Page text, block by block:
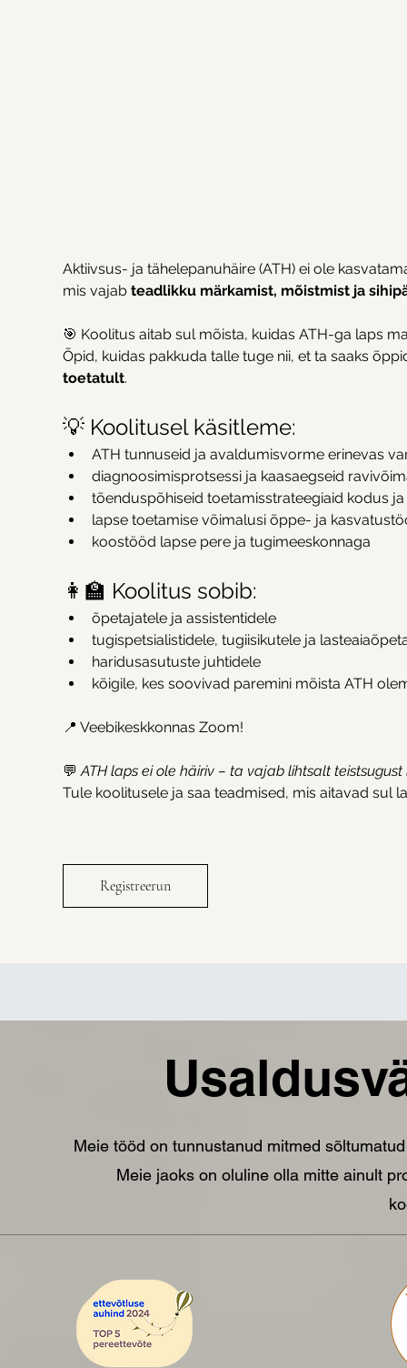
Aktiivsus- ja tähelepanuhäire (ATH) ei ole
mis vajab teadlikku märkamist, mõistmist ja
🎯 Koolitus aitab sul mõista, kuidas ATH-ga laps
Õpid, kuidas pakkuda talle tuge nii, et ta saaks
toetatult.
💡 Koolitusel käsitleme:
ATH tunnuseid ja avaldumisvorme erinevas
diagnoosimisprotsessi ja kaasaegseid
tõenduspõhiseid toetamisstrateegiaid kodus
lapse toetamise võimalusi õppe- ja
koostööd lapse pere ja tugimeeskonnaga
👩‍🏫 Koolitus sobib:
õpetajatele ja assistentidele
tugispetsialistidele, tugiisikutele ja
haridusasutuste juhtidele
kõigile, kes soovivad paremini mõista ATH
📍 Veebikeskkonnas Zoom!
💬 ATH laps ei ole häiriv – ta vajab lihtsalt teistsugust
Tule koolitusele ja saa teadmised, mis aitavad sul
Registreerun
Meie tööd on tunnustanud mitmed
Meie jaoks on oluline olla mitte ainult